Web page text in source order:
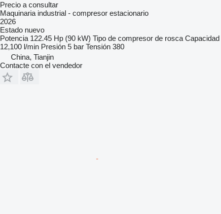
Precio a consultar
Maquinaria industrial - compresor estacionario
2026
Estado nuevo
Potencia 122.45 Hp (90 kW) Tipo de compresor de rosca Capacidad
12,100 l/min Presión 5 bar Tensión 380
China, Tianjin
Contacte con el vendedor